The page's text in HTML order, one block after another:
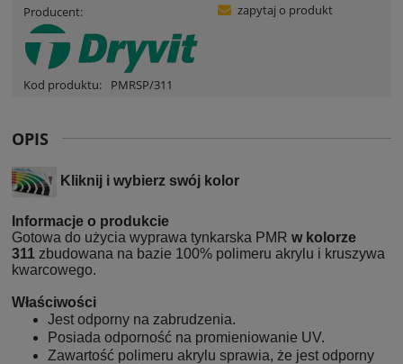
Producent:
Kod produktu: PMRSP/311
zapytaj o produkt
OPIS
Kliknij i wybierz swój kolor
Informacje o produkcie
Gotowa do użycia wyprawa tynkarska PMR w kolorze
311 zbudowana na bazie 100% polimeru akrylu i kruszywa
kwarcowego.
Właściwości
Jest odporny na zabrudzenia.
Posiada odporność na promieniowanie UV.
Zawartość polimeru akrylu sprawia, że jest odporny